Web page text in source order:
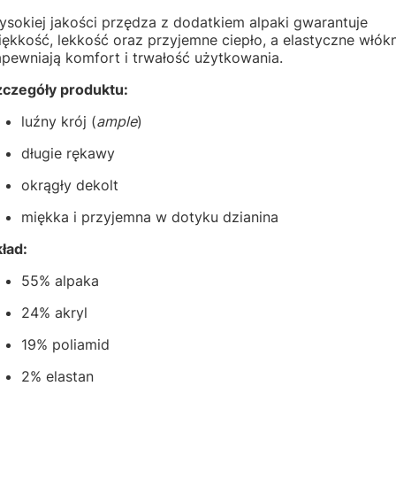
jakości przędza z dodatkiem alpaki gwarantuje
lekkość oraz przyjemne ciepło, a elastyczne
komfort i trwałość użytkowania.
produktu:
luźny krój (ample)
długie rękawy
okrągły dekolt
miękka i przyjemna w dotyku dzianina
55% alpaka
24% akryl
19% poliamid
2% elastan